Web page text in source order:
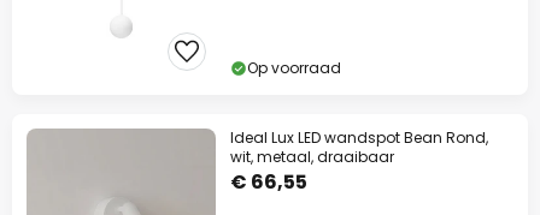
Op voorraad
Ideal Lux LED wandspot Bean Rond,
wit, metaal, draaibaar
€ 66,55